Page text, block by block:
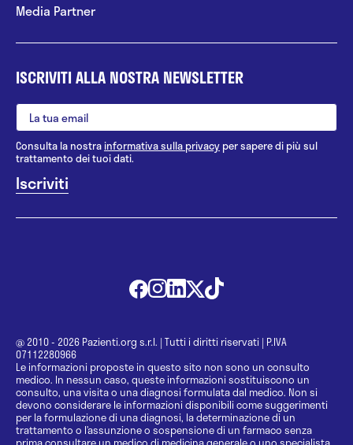
Media Partner
ISCRIVITI ALLA NOSTRA NEWSLETTER
Consulta la nostrainformativa sulla privacy per sapere di più sul
trattamento dei tuoi dati.
@ 2010 - 2026 Pazienti.org s.r.l. | Tutti i diritti riservati | P.IVA
07112280966
Le informazioni proposte in questo sito non sono un consulto
medico. In nessun caso, queste informazioni sostituiscono un
consulto, una visita o una diagnosi formulata dal medico. Non si
devono considerare le informazioni disponibili come suggerimenti
per la formulazione di una diagnosi, la determinazione di un
trattamento o l’assunzione o sospensione di un farmaco senza